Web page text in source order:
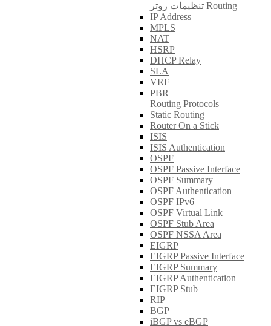
تنظیمات روتر Routing
IP Address
MPLS
NAT
HSRP
DHCP Relay
SLA
VRF
PBR
Routing Protocols
Static Routing
Router On a Stick
ISIS
ISIS Authentication
OSPF
OSPF Passive Interface
OSPF Summary
OSPF Authentication
OSPF IPv6
OSPF Virtual Link
OSPF Stub Area
OSPF NSSA Area
EIGRP
EIGRP Passive Interface
EIGRP Summary
EIGRP Authentication
EIGRP Stub
RIP
BGP
iBGP vs eBGP